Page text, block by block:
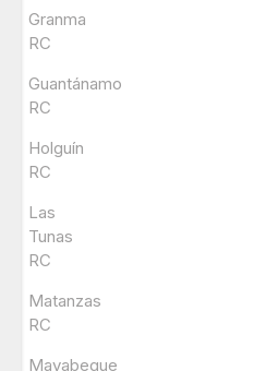
Granma
RC
Guantánamo
RC
Holguín
RC
Las
Tunas
RC
Matanzas
RC
Mayabeque